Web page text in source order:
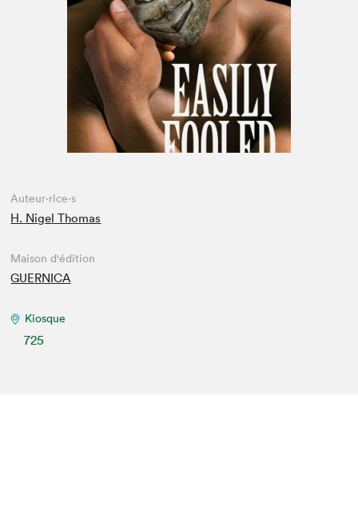
Espace enseignant·e·s
Espace pro
Auteur·rice·s
H. Nigel Thomas
Maison d'édition
GUERNICA
Kiosque
725